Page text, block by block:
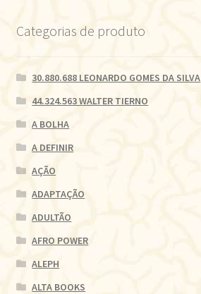
Categorias de produto
30.880.688 LEONARDO GOMES DA SILVA
44.324.563 WALTER TIERNO
A BOLHA
A DEFINIR
AÇÃO
ADAPTAÇÃO
ADULTÃO
AFRO POWER
ALEPH
ALTA BOOKS